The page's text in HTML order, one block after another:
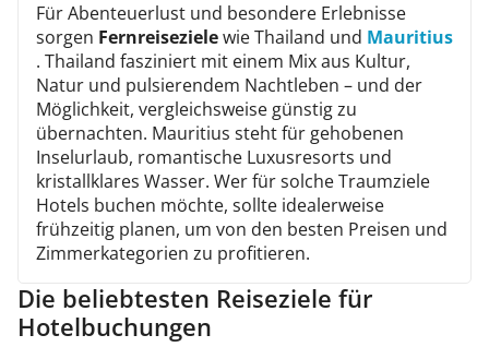
Für Abenteuerlust und besondere Erlebnisse
sorgen Fernreisezielewie Thailand und Mauritius
. Thailand fasziniert mit einem Mix aus Kultur,
Natur und pulsierendem Nachtleben – und der
Möglichkeit, vergleichsweise günstig zu
übernachten. Mauritius steht für gehobenen
Inselurlaub, romantische Luxusresorts und
kristallklares Wasser. Wer für solche Traumziele
Hotels buchen möchte, sollte idealerweise
frühzeitig planen, um von den besten Preisen und
Zimmerkategorien zu profitieren.
Die beliebtesten Reiseziele für
Hotelbuchungen